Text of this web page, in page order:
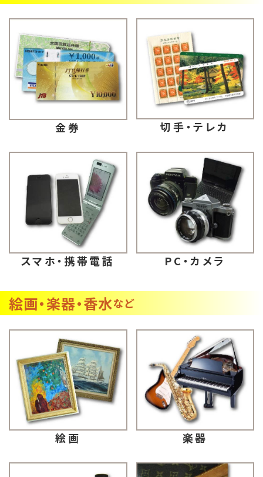
金券 切手・テレカ
スマホ・携帯電話 PC・カメラ
絵画・楽器・香水など
絵画 楽器